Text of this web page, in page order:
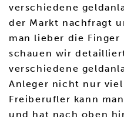
verschiedene
der Markt nachfragt
man lieber die Finger
schauen wir
verschiedene
Anleger nicht nur
Freiberufler kann
und hat nach oben